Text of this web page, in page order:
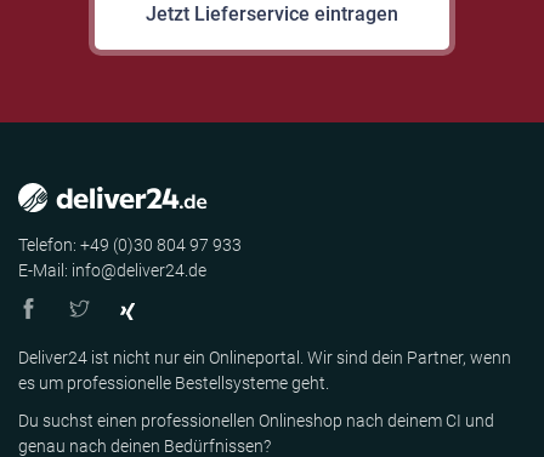
Jetzt Lieferservice eintragen
Telefon: +49 (0)30 804 97 933
E-Mail: info@deliver24.de
Deliver24 ist nicht nur ein Onlineportal. Wir sind dein Partner, wenn
es um professionelle Bestellsysteme geht.
Du suchst einen professionellen Onlineshop nach deinem CI und
genau nach deinen Bedürfnissen?